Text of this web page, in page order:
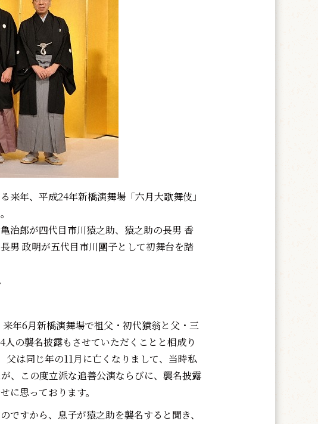
年、平成24年新橋演舞場「六月大歌舞伎」
治郎が四代目市川猿之助、猿之助の長男 香
男 政明が五代目市川團子として初舞台を踏
年6月新橋演舞場で祖父・初代猿翁と父・三
の襲名披露もさせていただくことと相成り
は同じ年の11月に亡くなりまして、当時私
、この度立派な追善公演ならびに、襲名披露
に思っております。
すから、息子が猿之助を襲名すると聞き、